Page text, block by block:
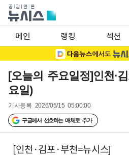
메인 랭킹 섹션
[오늘의 주요일정]인천·
요일)
기사등록 2026/05/15 05:00:00
구글에서 선호하는 매체로 추가
[인천·김포·부천=뉴시스]